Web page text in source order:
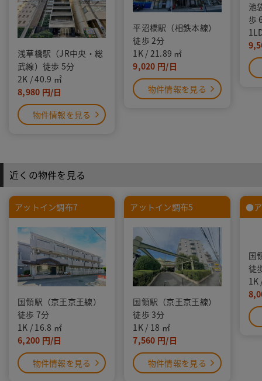
浅草橋駅（JR中央・総
武線）徒歩 5分
2K
40.9
8,980
物件情報を見る
平沼橋駅（相鉄本線）
徒歩 2分
1K
21.89
9,020
物件情報を見る
池
歩
近くの物件を見る
アットイン調布7
国領駅（京王京王線）
徒歩 7分
1K
16.8
6,200
物件情報を見る
アットイン調布5
国領駅（京王京王線）
徒歩 3分
1K
18
7,560
物件情報を見る
●ア
国
徒
1K